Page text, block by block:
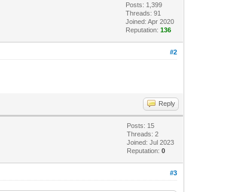
Posts: 1,399
Threads: 91
Joined: Apr 2020
Reputation:136
#2
Reply
Posts: 15
Threads: 2
Joined: Jul 2023
Reputation:0
#3